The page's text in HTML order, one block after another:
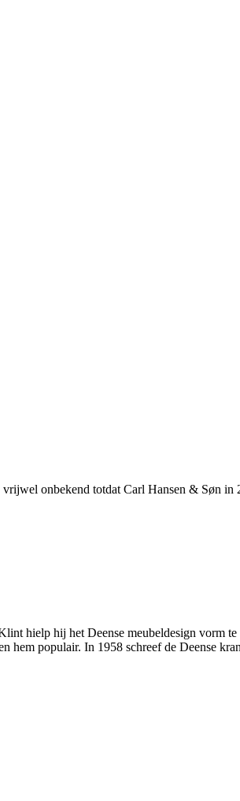
onbekend totdat Carl Hansen & Søn in
hielp hij het Deense meubeldesign vorm te
hem populair. In 1958 schreef de Deense